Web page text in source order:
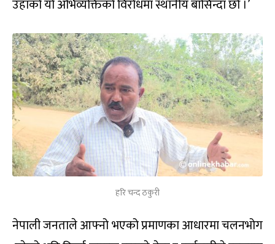
उहाँको यो अभिव्यक्तिको विरोधमा स्थानीय बासिन्दा छौँ ।’
हरि चन्द ठकुरी
नेपाली जनताले आफ्नो भएको प्रमाणका आधारमा चलनभोग